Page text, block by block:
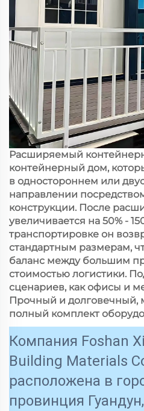
Расширяемый
контейнерный дом,
в одностороннем или
направлении
конструкции. После
увеличивается на 50% -
транспортировке он
стандартным размерам,
баланс между большим
стоимостью логистики.
сценариев, как офисы и
Прочный и долговечный,
полный комплект
Компания Foshan
Building Materials
расположена в
провинция